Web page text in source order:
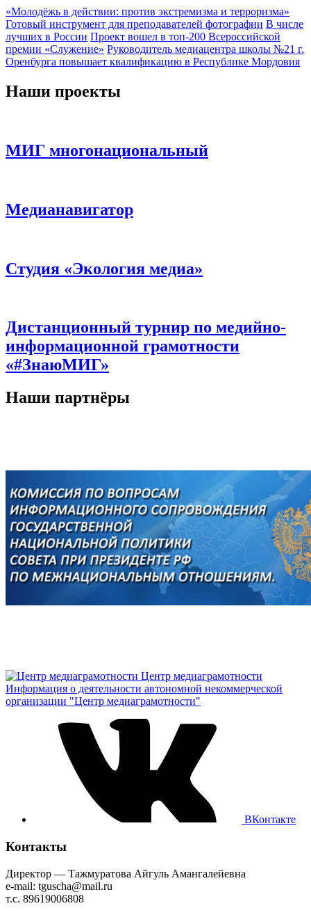
«Молодёжь в действии: против экстремизма и терроризма»
Готовый инструмент для преподавателей фотографии В числе
лучших в России Проект вошел в топ-200 Всероссийской
премии «Служение» Руководитель медиацентра школы №21 г.
Оренбурга повышает квалификацию в Республике Мордовия
Наши проекты
МИГ многонациональный
Медианавигатор
Студия «Экология медиа»
Дистанционный турнир по медийно-
информационной грамотности
«#ЗнаюМИГ»
Наши партнёры
Центр медиаграмотности
Информация о деятельности автономной некоммерческой
организации "Центр медиаграмотности"
ВКонтакте
Контакты
Директор — Тажмуратова Айгуль Амангалейевна
e-mail: tguscha@mail.ru
т.с. 89619006808